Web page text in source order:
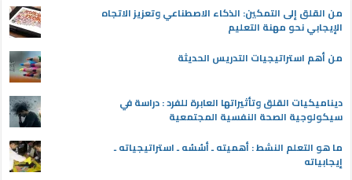
من القلق إلى التمكين: الذكاء الاصطناعي وتعزيز الاتجاه
الإيجابي نحو مهنة التعليم
من أهم استراتيجيات التدريس الحديثة
ديناميكيات القلق وتأثيراتها العابرة للفرد : دراسة في
سيكولوجية الصحة النفسية المجتمعية
ما هو التعلم النشط : أهميته ـ أسُسُه ـ استراتيجياته ـ
إيجابياته